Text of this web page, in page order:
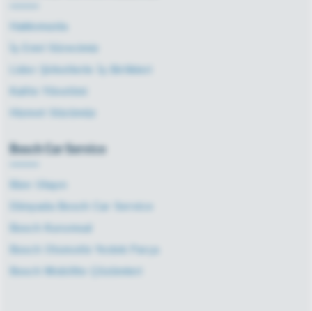
Hakkımızda
İş Emri Sürecimiz
Lider Şirketlerle İş Birlikleri
Kalite Yönetimi
Hizmet Sözümüz
Bosch Car Service
Bize Ulaşın
Dünyada Bosch Car Service
Bosch Kurumsal
Bosch Otomotiv Yedek Parça
Bosch Mobilite Çözümleri